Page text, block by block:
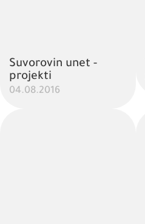
Suvorovin unet -
projekti
04.08.2016